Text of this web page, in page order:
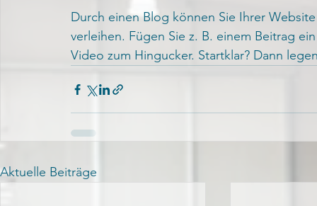
Durch einen Blog können Sie Ihrer
verleihen. Fügen Sie z. B. einem Beitrag
Video zum Hingucker. Startklar? Dann
Aktuelle Beiträge